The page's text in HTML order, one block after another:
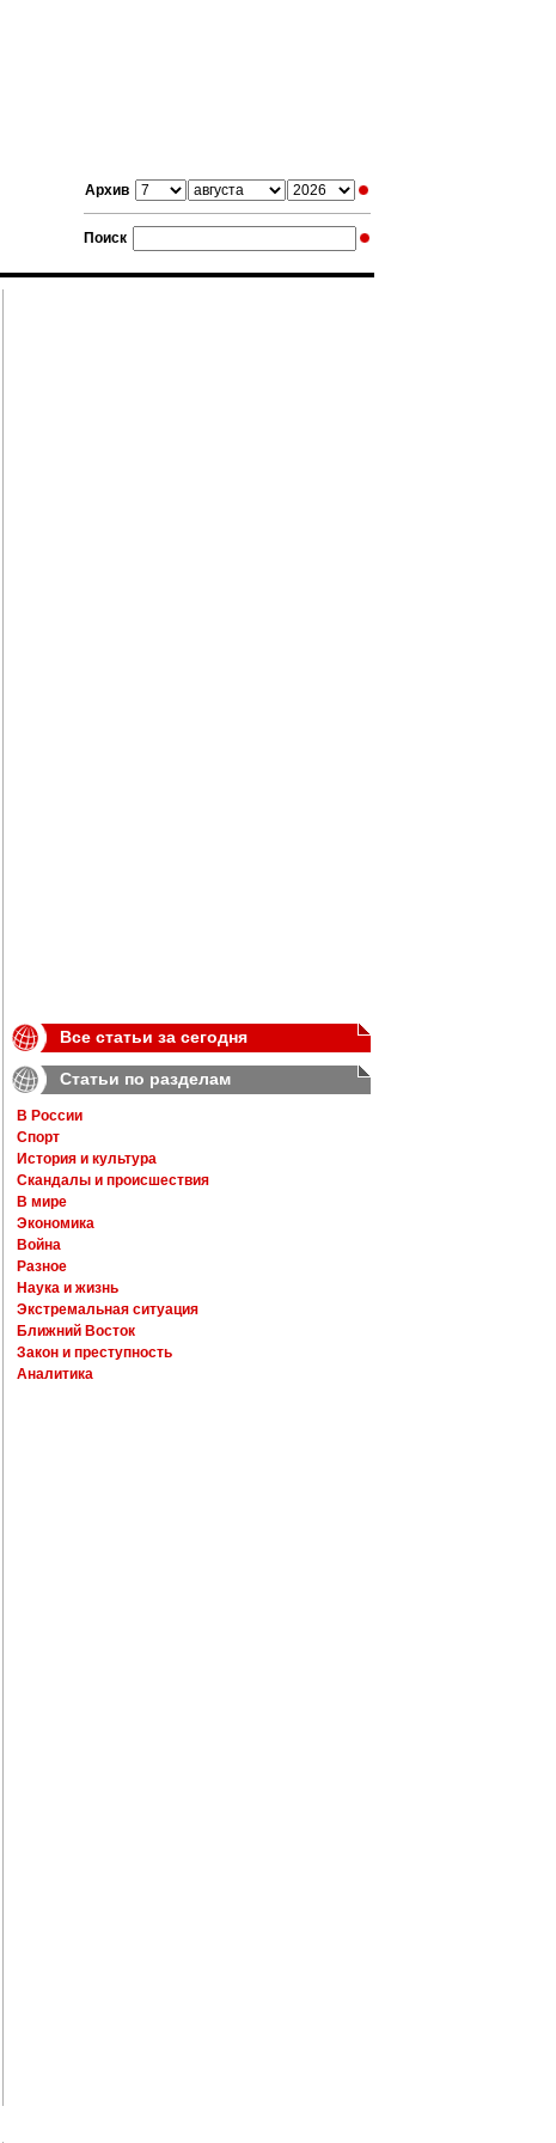
Архив
Поиск
Все статьи за сегодня
Статьи по разделам
В России
Спорт
История и культура
Скандалы и происшествия
В мире
Экономика
Война
Разное
Наука и жизнь
Экстремальная ситуация
Ближний Восток
Закон и преступность
Аналитика